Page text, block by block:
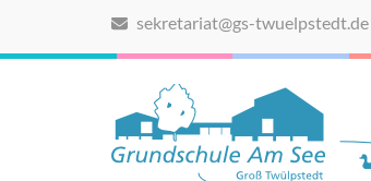
springen
sekretariat@gs-twuelpstedt.de